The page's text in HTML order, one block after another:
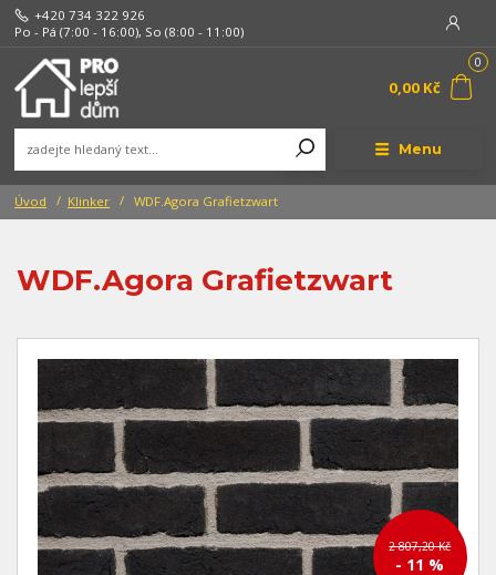
Menu
+420 734 322 926
Po - Pá (7:00 - 16:00), So (8:00 - 11:00)
0
0,00 Kč
Úvod Klinker WDF.Agora Grafietzwart
WDF.Agora Grafietzwart
2 807,20 Kč
- 11 %